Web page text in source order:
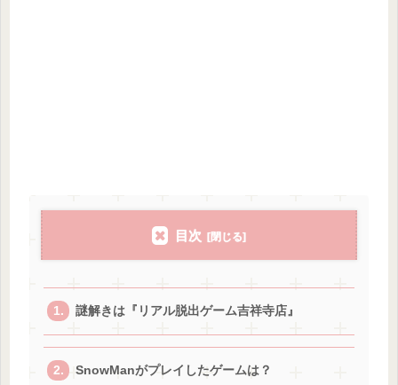
目次
謎解きは『リアル脱出ゲーム吉祥寺店』
SnowManがプレイしたゲームは？